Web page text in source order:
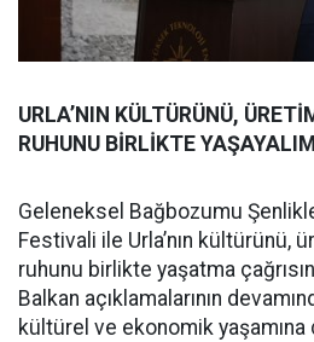
URLA’NIN KÜLTÜRÜNÜ,
RUHUNU BİRLİKTE YAŞAYALIM
Geleneksel Bağbozumu
Festivali ile Urla’nın kültürünü,
ruhunu birlikte yaşatma
Balkan açıklamalarının
kültürel ve ekonomik yaşamına